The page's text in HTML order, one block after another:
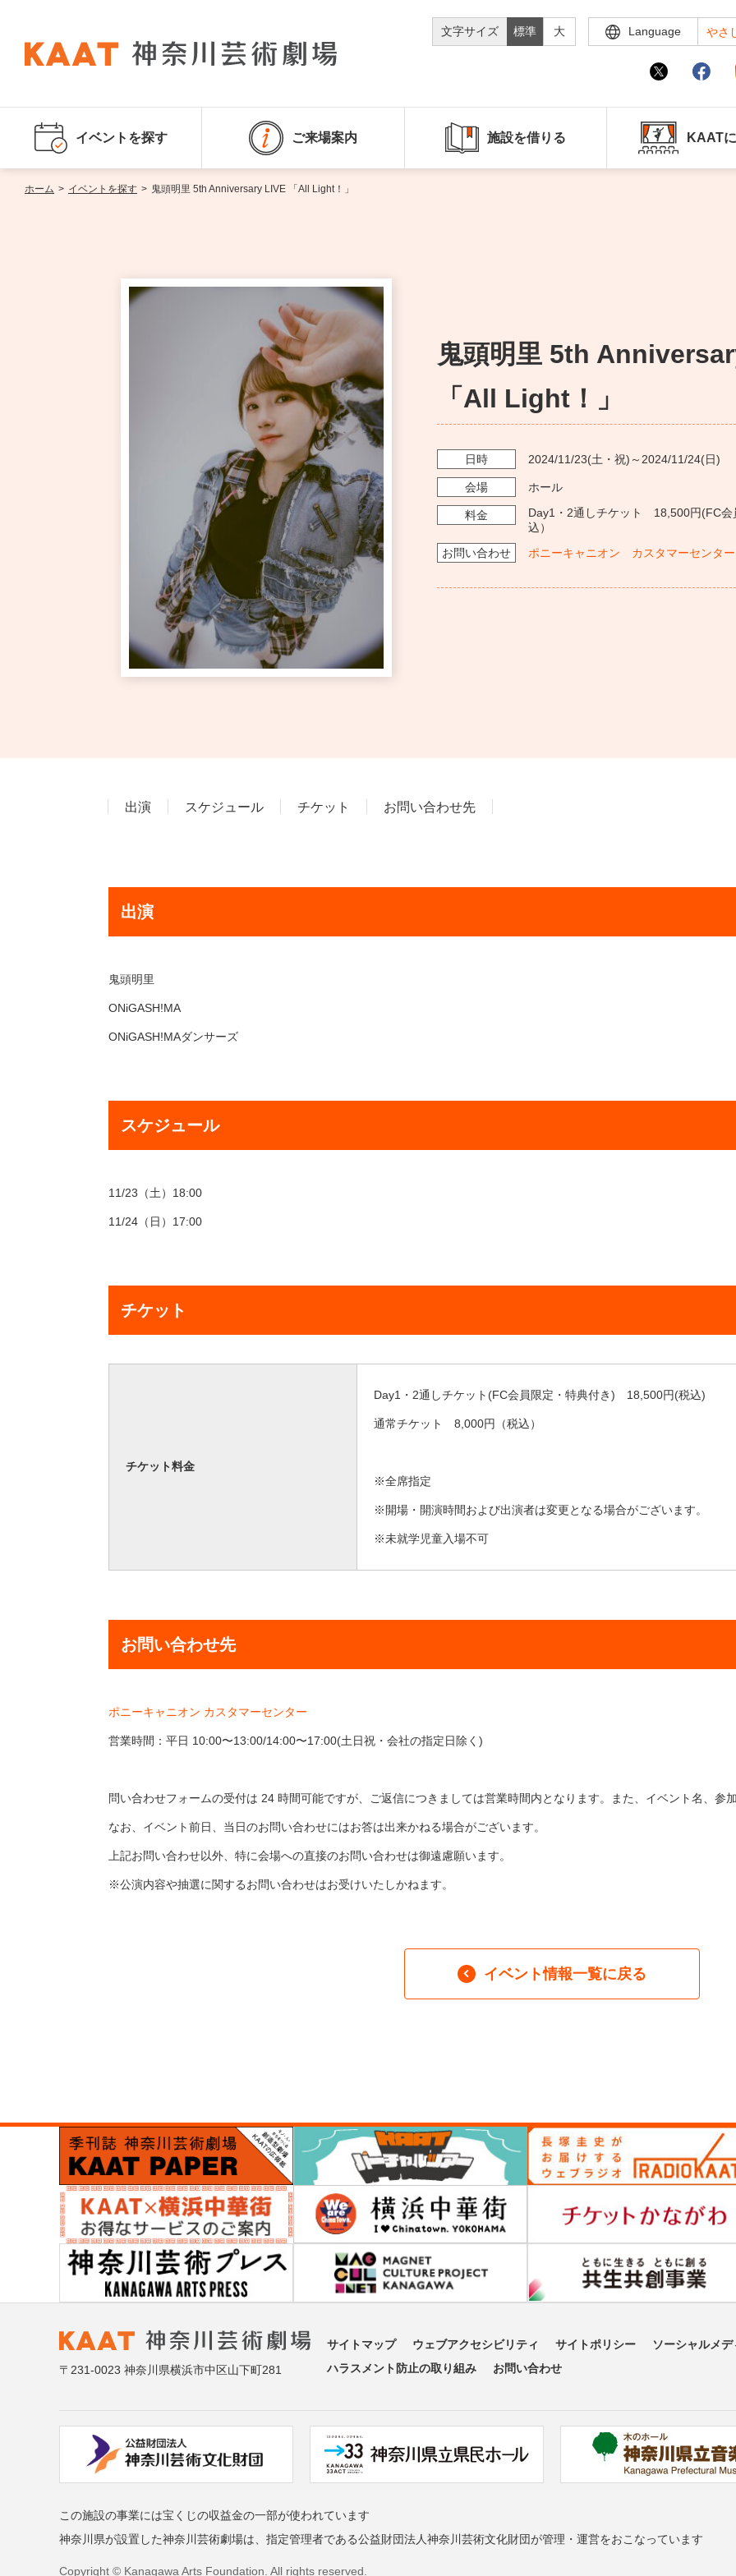
文字サイズ 標準 大 Language やさ
イベントを探す ご来場案内 施設を借りる KAAT
ホーム > イベントを探す > 鬼頭明里 5th Anniversary LIVE 「All Light！」
鬼頭明里 5th
「All Light！」
日時 2024/11/23(土・祝)～ 2024/11/24(日)
会場 ホール
料金
Day1・2通しチケット 18,500円(FC
込）
お問い合わせ ポニーキャニオン カスタマーセンター
出演 スケジュール チケット お問い合わせ先
出演
鬼頭明里
ONiGASH!MA
ONiGASH!MAダンサーズ
スケジュール
11/23（土）18:00
11/24（日）17:00
チケット
チケット料金
Day1・2通しチケット(FC会員限定・特典付き) 18,500円(税込)
通常チケット 8,000円（税込）
※全席指定
※開場・開演時間および出演者は変更となる場合がございます。
※未就学児童入場不可
お問い合わせ先
ポニーキャニオン カスタマーセンター
営業時間：平日 10:00〜13:00/14:00〜17:00(土日祝・会社の指定日除く)
問い合わせフォームの受付は 24 時間可能ですが、ご返信につきましては営業時間内となります。また、イベント名、参
なお、イベント前日、当日のお問い合わせにはお答は出来かねる場合がございます。
上記お問い合わせ以外、特に会場への直接のお問い合わせは御遠慮願います。
※公演内容や抽選に関するお問い合わせはお受けいたしかねます。
イベント情報一覧に戻る
〒231-0023 神奈川県横浜市中区山下町281
サイトマップ ウェブアクセシビリティ サイトポリシー ソーシャルメ
ハラスメント防止の取り組み
お問い合わせ
この施設の事業には宝くじの収益金の一部が使われています
神奈川県が設置した神奈川芸術劇場は、指定管理者である公益財団法人神奈川芸術文化財団が管理・運営をおこなっています
Copyright © Kanagawa Arts Foundation. All rights reserved.